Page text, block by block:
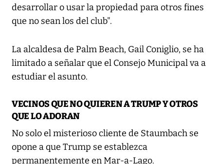
desarrollar o usar la propiedad para otros fines
que no sean los del club".
La alcaldesa de Palm Beach, Gail Coniglio, se ha
limitado a señalar que el Consejo Municipal va a
estudiar el asunto.
VECINOS QUE NO QUIEREN A TRUMP Y OTROS
QUE LO ADORAN
No solo el misterioso cliente de Staumbach se
opone a que Trump se establezca
permanentemente en Mar-a-Lago.